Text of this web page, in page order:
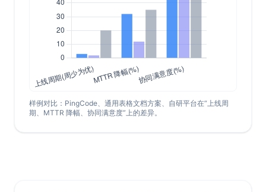
样例对比：PingCode、通用表格文档方案、自研平台在“上线周
期、MTTR 降幅、协同满意度”上的差异。